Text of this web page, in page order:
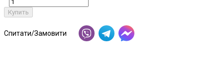
Купить
Спитати/Замовити